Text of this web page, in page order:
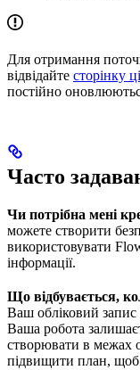
Для отримання
відвідайте сторінку
постійно
Часто
Чи потрібна мені
можете створити
використовувати
інформації.
Що відбувається,
Ваш обліковий запис
Ваша робота
створювати в межах
підвищити план, щоб